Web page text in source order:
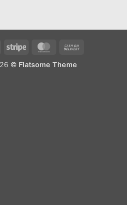
Stripe MasterCard
© Flatsome Theme